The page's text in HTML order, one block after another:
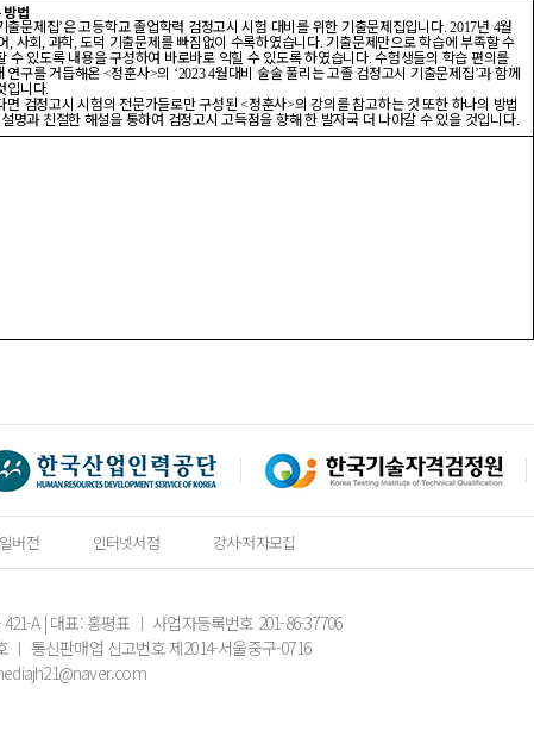
법
출문제집’은 고등학교 졸업학력 검정고시 시험 대비를 위한 기출문제집입니다. 2017년 4월
, 사회, 과학,도덕 기출문제를 빠짐없이 수록하였습니다.기출문제만으로 학습에 부족할 수
수 있도록 내용을 구성하여 바로바로 익힐 수 있도록 하였습니다.수험생들의 학습 편의를
연구를 거듭해온<정훈사>의 ‘2023 4월대비 술술 풀리는 고졸 검정고시 기출문제집’과 함께
입니다.
면 검정고시 시험의 전문가들로만 구성된<정훈사>의 강의를 참고하는 것 또한 하나의 방법
명과 친절한 해설을 통하여 검정고시 고득점을 향해 한 발자국 더 나아갈 수 있을 것입니다.
버전 인터넷서점 강사·저자모집
A | 대표: 홍평표 ㅣ 사업자등록번호 201-86-37706
ㅣ 통신판매업 신고번호 제2014-서울중구-0716